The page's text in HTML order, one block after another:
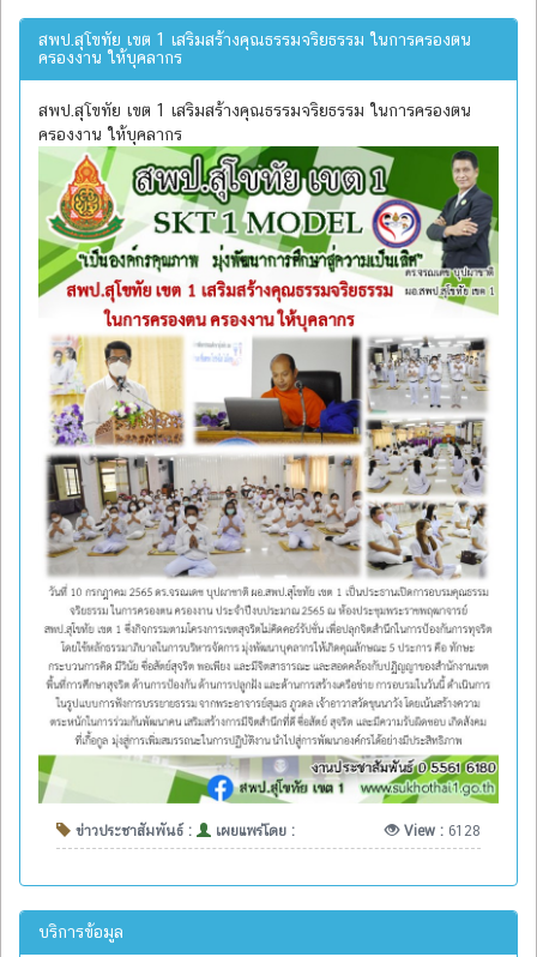
สพป.สุโขทัย เขต 1 เสริมสร้างคุณธรรมจริยธรรม ในการครองตน
ครองงาน ให้บุคลากร
สพป.สุโขทัย เขต 1 เสริมสร้างคุณธรรมจริยธรรม ในการครองตน
ครองงาน ให้บุคลากร
ข่าวประชาสัมพันธ์ : เผยแพร่โดย : View : 6128
บริการข้อมูล